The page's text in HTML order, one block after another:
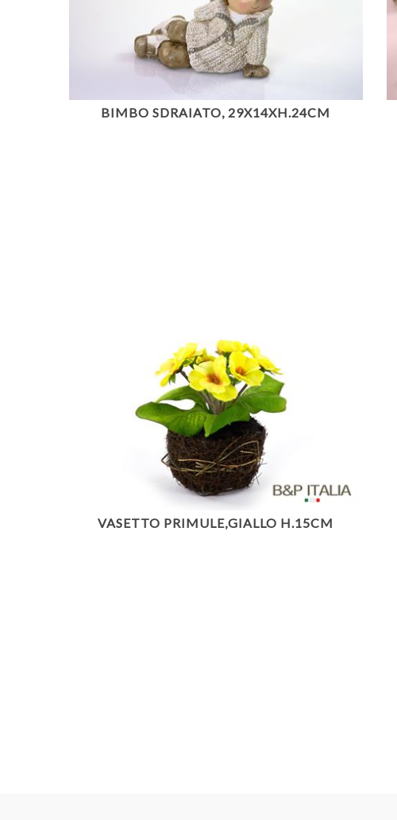
BIMBO SDRAIATO, 29X14XH.24CM
VASETTO PRIMULE,GIALLO H.15CM